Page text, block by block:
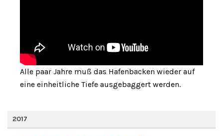
Alle paar Jahre muß das Hafenbacken wieder auf
eine einheitliche Tiefe ausgebaggert werden.
2017